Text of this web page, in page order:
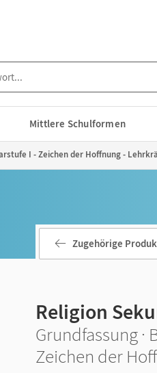
Mittlere Schulformen
I - Zeichen der Hoffnung -
Zugehörige
Religion
Grundfassung ·
Zeichen der